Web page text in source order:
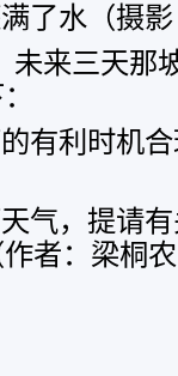
了水（摄
未来三天那
有利时机
气，提请
者：梁桐